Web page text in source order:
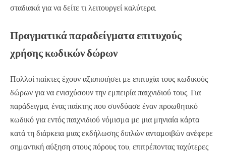
σταδιακά για να δείτε τι λειτουργεί καλύτερα.
Πραγματικά παραδείγματα επιτυχούς
χρήσης κωδικών δώρων
Πολλοί παίκτες έχουν αξιοποιήσει με επιτυχία τους κωδικούς
δώρων για να ενισχύσουν την εμπειρία παιχνιδιού τους. Για
παράδειγμα, ένας παίκτης που συνδύασε έναν προωθητικό
κωδικό για εντός παιχνιδιού νόμισμα με μια μηνιαία κάρτα
κατά τη διάρκεια μιας εκδήλωσης διπλών ανταμοιβών ανέφερε
σημαντική αύξηση στους πόρους του, επιτρέποντας ταχύτερες